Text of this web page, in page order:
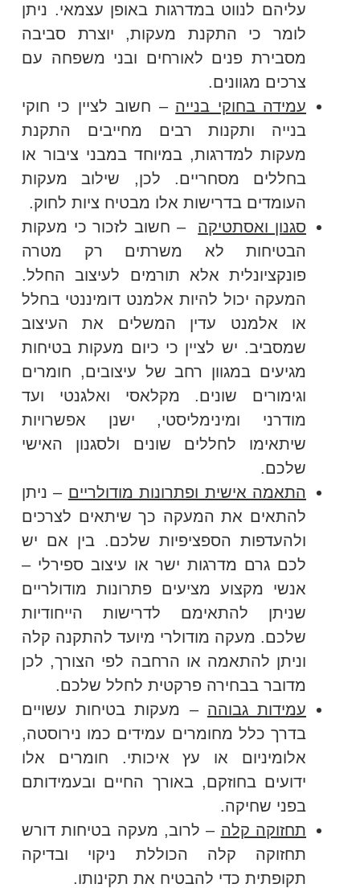
עליהם לנווט במדרגות באופן עצמאי. ניתן
לומר כי התקנת מעקות, יוצרת סביבה
מסבירת פנים לאורחים ובני משפחה עם
צרכים מגוונים.
עמידה בחוקי בנייה– חשוב לציין כי חוקי
בנייה ותקנות רבים מחייבים התקנת
מעקות למדרגות, במיוחד במבני ציבור או
בחללים מסחריים. לכן, שילוב מעקות
העומדים בדרישות אלו מבטיח ציות לחוק.
סגנון ואסתטיקה– חשוב לזכור כי מעקות
הבטיחות לא משרתים רק מטרה
פונקציונלית אלא תורמים לעיצוב החלל.
המעקה יכול להיות אלמנט דומיננטי בחלל
או אלמנט עדין המשלים את העיצוב
שמסביב. יש לציין כי כיום מעקות בטיחות
מגיעים במגוון רחב של עיצובים, חומרים
וגימורים שונים. מקלאסי ואלגנטי ועד
מודרני ומינימליסטי, ישנן אפשרויות
שיתאימו לחללים שונים ולסגנון האישי
שלכם.
התאמה אישית ופתרונות מודולריים– ניתן
להתאים את המעקה כך שיתאים לצרכים
ולהעדפות הספציפיות שלכם. בין אם יש
לכם גרם מדרגות ישר או עיצוב ספירלי –
אנשי מקצוע מציעים פתרונות מודולריים
שניתן להתאימם לדרישות הייחודיות
שלכם. מעקה מודולרי מיועד להתקנה קלה
וניתן להתאמה או הרחבה לפי הצורך, לכן
מדובר בבחירה פרקטית לחלל שלכם.
עמידות גבוהה– מעקות בטיחות עשויים
בדרך כלל מחומרים עמידים כמו נירוסטה,
אלומיניום או עץ איכותי. חומרים אלו
ידועים בחוזקם, באורך החיים ובעמידותם
בפני שחיקה.
תחזוקה קלה– לרוב, מעקה בטיחות דורש
תחזוקה קלה הכוללת ניקוי ובדיקה
תקופתית כדי להבטיח את תקינותו.